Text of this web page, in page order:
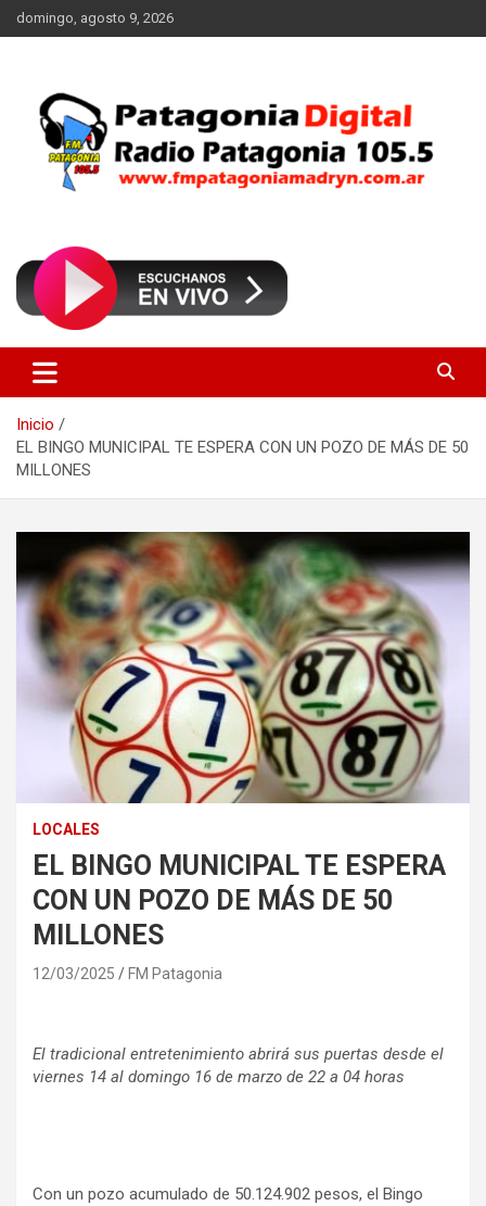
Saltar
al
domingo, agosto 9, 2026
FM Patagonia Madryn
Inicio
EL BINGO MUNICIPAL TE ESPERA CON UN POZO DE MÁS DE 50
MILLONES
LOCALES
EL BINGO MUNICIPAL TE ESPERA
CON UN POZO DE MÁS DE 50
MILLONES
12/03/2025 FM Patagonia
El tradicional entretenimiento abrirá sus puertas desde el
viernes 14 al domingo 16 de marzo de 22 a 04 horas
Con un pozo acumulado de 50.124.902 pesos, el Bingo